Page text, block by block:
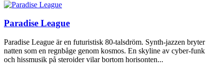
Paradise League
Paradise League är en futuristisk 80-talsdröm. Synth-jazzen bryter
natten som en regnbåge genom kosmos. En skyline av cyber-funk
och hissmusik på steroider vilar bortom horisonten...